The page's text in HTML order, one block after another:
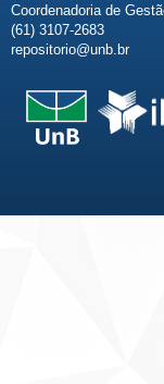
Coordenadoria de
(61) 3107-2683
repositorio@unb.br